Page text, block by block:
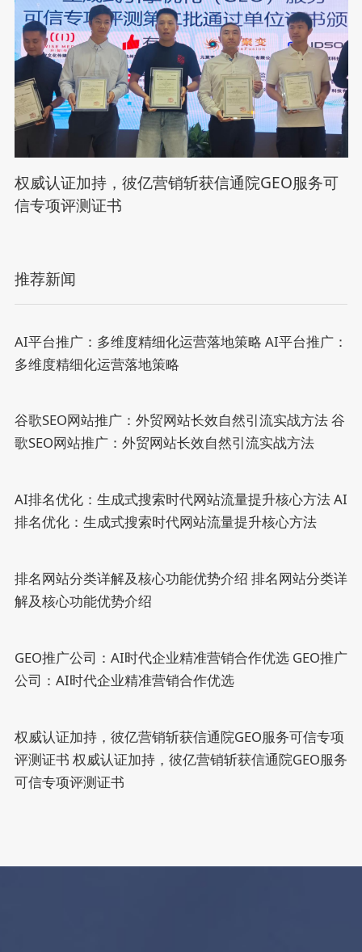
权威认证加持，彼亿营销斩获信通院GEO服务可
信专项评测证书
推荐新闻
AI平台推广：多维度精细化运营落地策略 AI平台推广：
多维度精细化运营落地策略
谷歌SEO网站推广：外贸网站长效自然引流实战方法谷
歌SEO网站推广：外贸网站长效自然引流实战方法
AI排名优化：生成式搜索时代网站流量提升核心方法AI
排名优化：生成式搜索时代网站流量提升核心方法
排名网站分类详解及核心功能优势介绍 排名网站分类详
解及核心功能优势介绍
GEO推广公司：AI时代企业精准营销合作优选 GEO推广
公司：AI时代企业精准营销合作优选
权威认证加持，彼亿营销斩获信通院GEO服务可信专项
评测证书 权威认证加持，彼亿营销斩获信通院GEO服务
可信专项评测证书